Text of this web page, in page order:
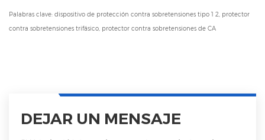
Palabras clave: dispositivo de protección contra sobretensiones tipo 1 2, protector
contra sobretensiones trifásico, protector contra sobretensiones de CA
DEJAR UN MENSAJE